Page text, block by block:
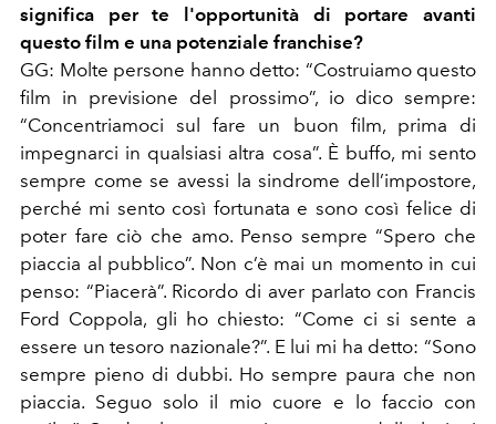
significa per te l'opportunità di portare avanti
questo film e una potenziale franchise?
GG: Molte persone hanno detto: “Costruiamo questo
film in previsione del prossimo”, io dico sempre:
“Concentriamoci sul fare un buon film, prima di
impegnarci in qualsiasi altra cosa”. È buffo, mi sento
sempre come se avessi la sindrome dell’impostore,
perché mi sento così fortunata e sono così felice di
poter fare ciò che amo. Penso sempre“Spero che
piaccia al pubblico”. Non c’è mai un momento in cui
penso: “Piacerà”. Ricordo di aver parlato con Francis
Ford Coppola, gli ho chiesto: “Come ci si sente a
essere un tesoro nazionale?”. E lui mi ha detto: “Sono
sempre pieno di dubbi. Ho sempre paura che non
piaccia. Seguo solo il mio cuore e lo faccio con